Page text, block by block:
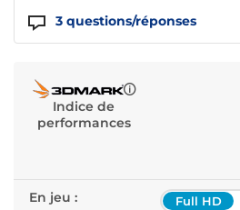
Indice de
performances
En jeu : Full HD
3 questions/réponses